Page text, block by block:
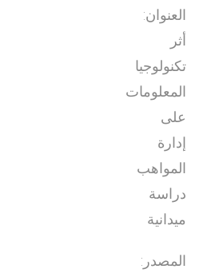
العنوان:
أثر
تكنولوجيا
المعلومات
على
إدارة
المواهب
دراسة
ميدانية
المصدر: